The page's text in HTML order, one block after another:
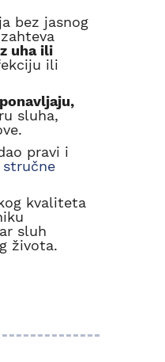
bez jasnog
uha ili
ili
sluha,
pravi i
stručne
kvaliteta
sluh
života.